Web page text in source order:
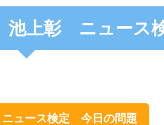
池上彰 ニュース
ニュース検定 今日の問題